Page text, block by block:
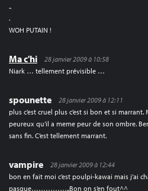
..
.
WOH PUTAIN !
Ma c'hi
28 janvier 2009 à 10:58
Niark … tellement prévisible …
spounette
28 janvier 2009 à 12:11
plus c’est cruel plus c’est si bon et si
peureux qu’il a meme peur de son ombre.
sans fin. C’est tellement marrant.
vampire
28 janvier 2009 à 12:44
bon en fait moi c’est poulpi-kawai mais j’ai
pasque……………..Bon on s’en fout^^